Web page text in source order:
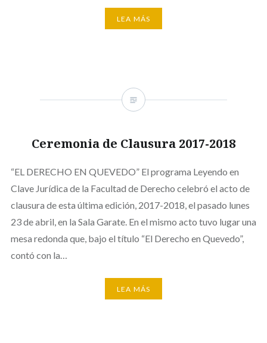
LEA MÁS
Ceremonia de Clausura 2017-2018
“EL DERECHO EN QUEVEDO” El programa Leyendo en
Clave Jurídica de la Facultad de Derecho celebró el acto de
clausura de esta última edición, 2017-2018, el pasado lunes
23 de abril, en la Sala Garate. En el mismo acto tuvo lugar una
mesa redonda que, bajo el título “El Derecho en Quevedo”,
contó con la…
LEA MÁS